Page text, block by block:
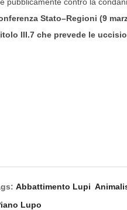
Stato–Regioni (9
III.7 che prevede le
Abbattimento Lupi
Lupo